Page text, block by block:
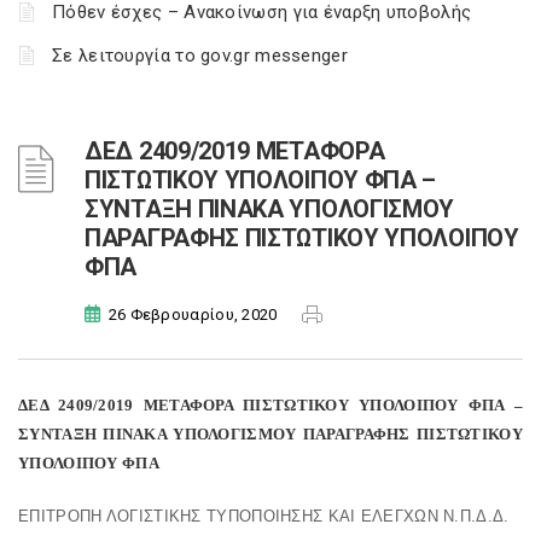
Πόθεν έσχες – Ανακοίνωση για έναρξη υποβολής
Σε λειτουργία το gov.gr messenger
ΔΕΔ 2409/2019 ΜΕΤΑΦΟΡΑ
ΠΙΣΤΩΤΙΚΟΥ ΥΠΟΛΟΙΠΟΥ ΦΠΑ –
ΣΥΝΤΑΞΗ ΠΙΝΑΚΑ ΥΠΟΛΟΓΙΣΜΟΥ
ΠΑΡΑΓΡΑΦΗΣ ΠΙΣΤΩΤΙΚΟΥ ΥΠΟΛΟΙΠΟΥ
ΦΠΑ
26 Φεβρουαρίου, 2020
ΔΕΔ 2409/2019 ΜΕΤΑΦΟΡΑ ΠΙΣΤΩΤΙΚΟΥ ΥΠΟΛΟΙΠΟΥ ΦΠΑ –
ΣΥΝΤΑΞΗ ΠΙΝΑΚΑ ΥΠΟΛΟΓΙΣΜΟΥ ΠΑΡΑΓΡΑΦΗΣ ΠΙΣΤΩΤΙΚΟΥ
ΥΠΟΛΟΙΠΟΥ ΦΠΑ
ΕΠΙΤΡΟΠΗ ΛΟΓΙΣΤΙΚΗΣ ΤΥΠΟΠΟΙΗΣΗΣ ΚΑΙ ΕΛΕΓΧΩΝ Ν.Π.Δ.Δ.